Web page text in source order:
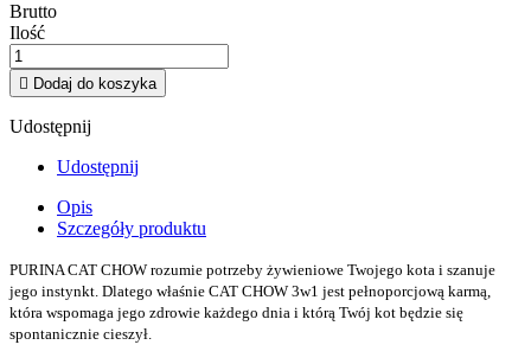
Brutto
Ilość
 Dodaj do koszyka
Udostępnij
Udostępnij
Opis
Szczegóły produktu
PURINA CAT CHOW rozumie potrzeby żywieniowe Twojego kota i szanuje
jego instynkt. Dlatego właśnie CAT CHOW 3w1 jest pełnoporcjową karmą,
która wspomaga jego zdrowie każdego dnia i którą Twój kot będzie się
spontanicznie cieszył.